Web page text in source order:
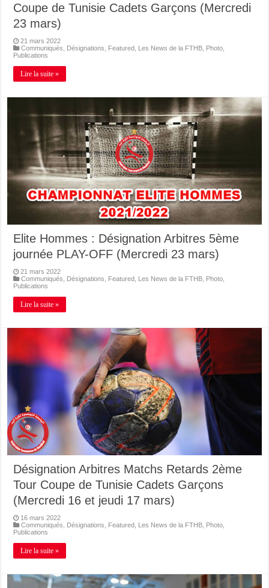
Coupe de Tunisie Cadets Garçons (Mercredi
23 mars)
21 mars 2022
Communiqués
Désignations Featured Les News de la FTHB Photo
Publications
Lire la suite »
Elite Hommes : Désignation Arbitres 5ème
journée PLAY-OFF (Mercredi 23 mars)
21 mars 2022
Communiqués
Désignations Featured Les News de la FTHB Photo
Publications
Lire la suite »
Désignation Arbitres Matchs Retards 2ème
Tour Coupe de Tunisie Cadets Garçons
(Mercredi 16 et jeudi 17 mars)
16 mars 2022
Communiqués
Désignations Featured Les News de la FTHB Photo
Publications
Lire la suite »